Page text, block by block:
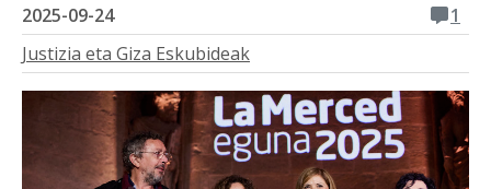
2025-09-24
1
Justizia eta Giza Eskubideak